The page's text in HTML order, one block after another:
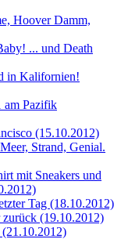
Hoover Damm,
... und Death
in Kalifornien!
am Pazifik
(15.10.2012)
Strand, Genial.
mit Sneakers und
Tag (18.10.2012)
(19.10.2012)